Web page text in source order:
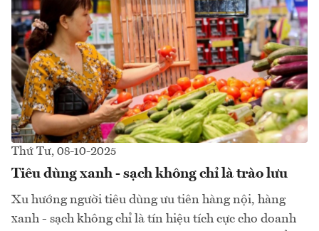
Thứ Tư, 08-10-2025
Tiêu dùng xanh - sạch không chỉ là trào lưu
Xu hướng người tiêu dùng ưu tiên hàng nội, hàng
xanh - sạch không chỉ là tín hiệu tích cực cho doanh